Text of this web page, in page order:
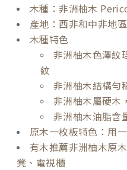
木種：非洲柚木
產地：西非和中非地區
木種特色
非洲柚木色澤紋
紋
非洲柚木結構勻
非洲柚木屬硬木
非洲柚木油脂含
原木一枚板特色：用
有木推薦非洲柚木原
凳、電視櫃